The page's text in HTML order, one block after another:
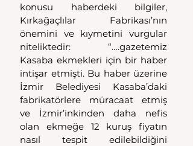
konusu haberdeki bilgiler,
Kırkağaçlılar Fabrikası’nın
önemini ve kıymetini vurgular
niteliktedir: “….gazetemiz
Kasaba ekmekleri için bir haber
intişar etmişti. Bu haber üzerine
İzmir Belediyesi Kasaba’daki
fabrikatörlere müracaat etmiş
ve İzmir’inkinden daha nefis
olan ekmeğe 12 kuruş fiyatın
nasıl tespit edilebildiğini